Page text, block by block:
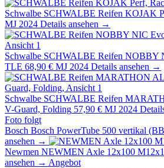
Schwalbe SCHWALBE Reifen KOJAK
MJ 2024 Details ansehen →
Schwalbe SCHWALBE Reifen NOBBY
TLE 68,90 € MJ 2024 Details ansehen →
Schwalbe SCHWALBE Reifen
V-Guard, Folding 57,90 € MJ 2024
Foto folgt
Bosch Bosch PowerTube 500 vertikal
ansehen →
Newmen NEWMEN Axle 12x100
ansehen → Angebot